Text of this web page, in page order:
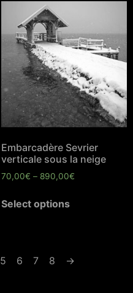
Embarcadère Sevrier
verticale sous la neige
70,00€ – 890,00€
Select options
5 6 7 8 →